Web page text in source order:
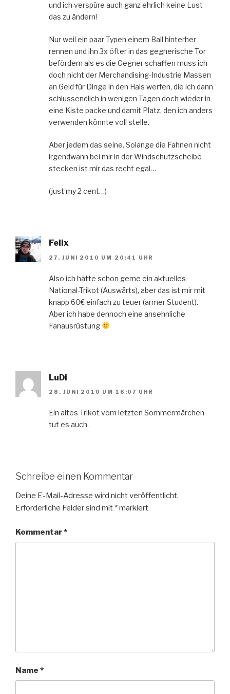
und ich verspüre auch ganz ehrlich keine Lust
das zu ändern!
Nur weil ein paar Typen einem Ball hinterher
rennen und ihn 3x öfter in das gegnerische Tor
befördern als es die Gegner schaffen muss ich
doch nicht der Merchandising-Industrie Massen
an Geld für Dinge in den Hals werfen, die ich dann
schlussendlich in wenigen Tagen doch wieder in
eine Kiste packe und damit Platz, den ich anders
verwenden könnte voll stelle.
Aber jedem das seine. Solange die Fahnen nicht
irgendwann bei mir in der Windschutzscheibe
stecken ist mir das recht egal…
(just my 2 cent…)
Felix
27. JUNI 2010 UM 20:41 UHR
Also ich hätte schon gerne ein aktuelles
National-Trikot (Auswärts), aber das ist mir mit
knapp 60€ einfach zu teuer (armer Student).
Aber ich habe dennoch eine ansehnliche
Fanausrüstung
LuDi
28. JUNI 2010 UM 16:07 UHR
Ein altes Trikot vom letzten Sommermärchen
tut es auch.
Schreibe einen Kommentar
Deine E-Mail-Adresse wird nicht veröffentlicht.
Erforderliche Felder sind mit *markiert
Kommentar*
Name *